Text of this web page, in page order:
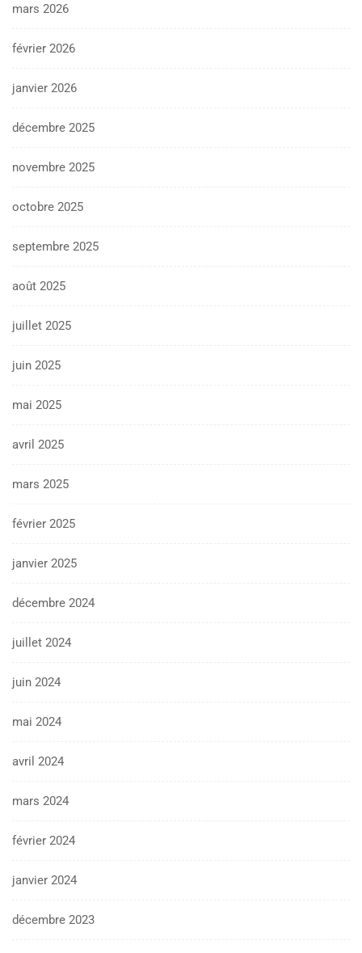
mars 2026
février 2026
janvier 2026
décembre 2025
novembre 2025
octobre 2025
septembre 2025
août 2025
juillet 2025
juin 2025
mai 2025
avril 2025
mars 2025
février 2025
janvier 2025
décembre 2024
juillet 2024
juin 2024
mai 2024
avril 2024
mars 2024
février 2024
janvier 2024
décembre 2023